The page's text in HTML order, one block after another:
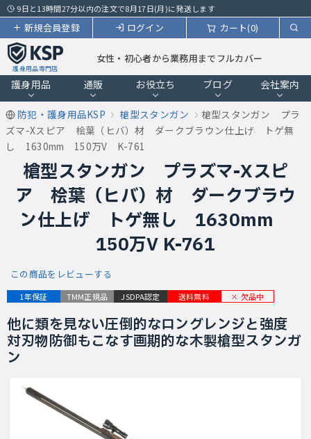
9日と13時間27分以内の注文で8月17日(月)に発送します
カート(0)
ログイン
新規会員登録
護身用品専門店
女性・初心者から業務用までフルカバー
護身用品 通販 お役立ち ブログ 会社案内
防犯・護身用品KSP 槍型スタンガン
槍型スタンガン プラ
ズマ-Xスピア 桧葉（ヒバ）材 ダークブラウン仕上げ トゲ無
し 1630mm 150万V K-761
槍型スタンガン プラズマ-Xスピ
ア 桧葉（ヒバ）材 ダークブラウ
ン仕上げ トゲ無し 1630mm
150万V K-761
この商品をレビューする
1年保証 TMM正規品 JSDPA認定 送料無料 欠品中
他に類を見ない圧倒的なロングレンジと強度
対刃物防御もこなす画期的な木製槍型スタンガ
ン